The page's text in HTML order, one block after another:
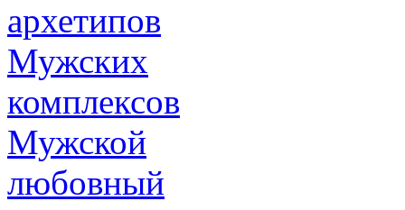
архетипов
Мужских
комплексов
Мужской
любовный